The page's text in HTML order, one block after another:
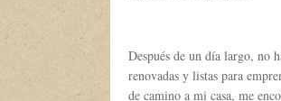
Después de un día largo, no
renovadas y listas para
de camino a mi casa, me